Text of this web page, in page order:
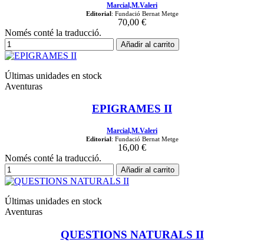
Marcial,M.Valeri
Editorial: Fundació Bernat Metge
70,00 €
Només conté la traducció.
Añadir al carrito
Últimas unidades en stock
Aventuras
EPIGRAMES II
Marcial,M.Valeri
Editorial: Fundació Bernat Metge
16,00 €
Només conté la traducció.
Añadir al carrito
Últimas unidades en stock
Aventuras
QUESTIONS NATURALS II